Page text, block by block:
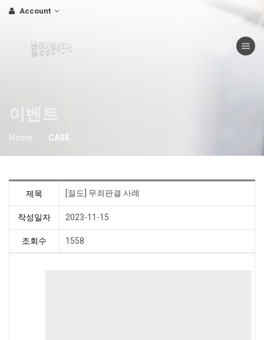
Account
Toggle
법영상분석연구소
이벤트
Home CASE
제목 [절도] 무죄판결 사례
작성일자 2023-11-15
조회수 1558